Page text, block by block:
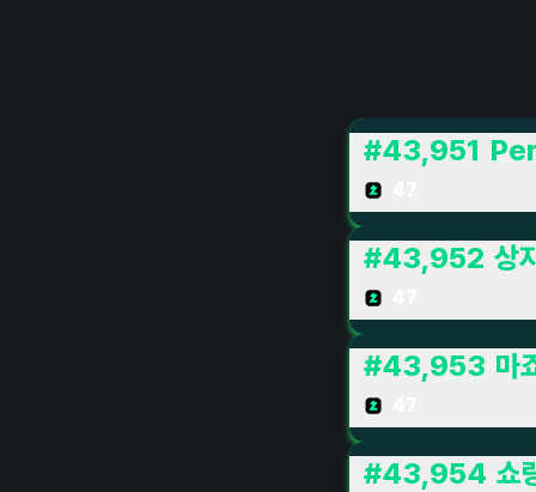
#43,951
#43,952 상
#43,953 마
#43,954 쇼